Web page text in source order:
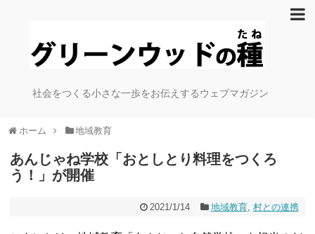
社会をつくる小さな一歩をお伝えするウェブマガジン
ホーム 地域教育
あんじゃね学校「おとしとり料理をつくろ
う！」が開催
2021/1/14 地域教育, 村との連携